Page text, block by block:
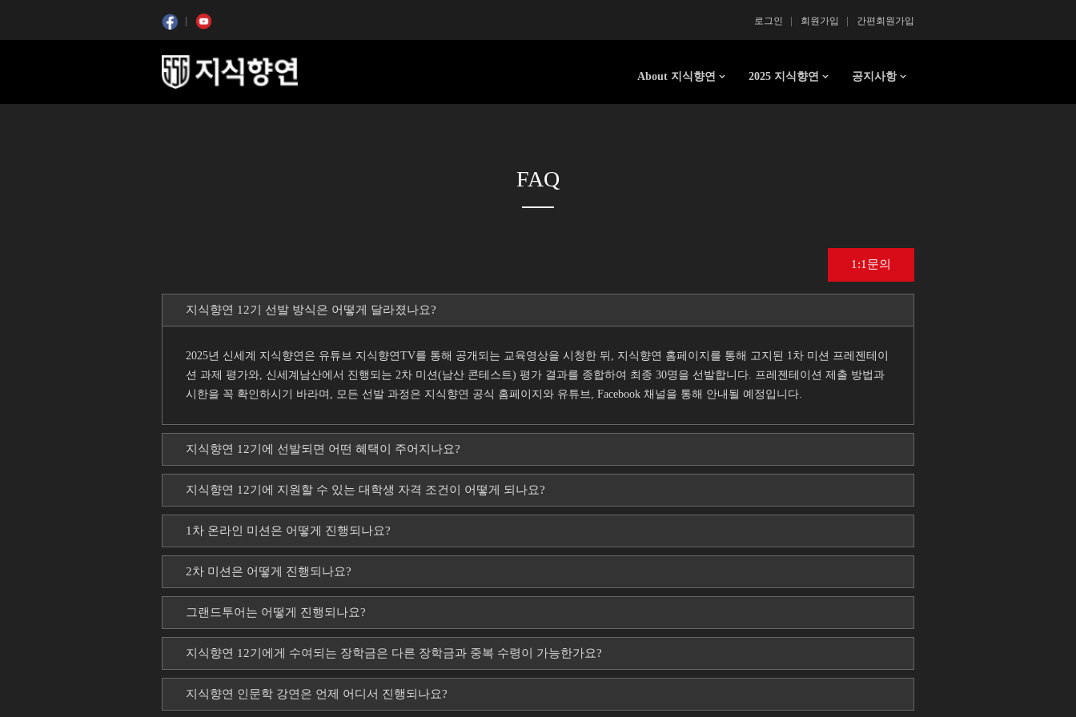
간편회원가입
회원가입
로그인
About 지식향연 2025 지식향연 공지사항
FAQ
1:1문의
지식향연 12기 선발 방식은 어떻게 달라졌나요?
2025년 신세계 지식향연은 유튜브 지식향연TV를 통해 공개되는 교육영상을 시청한 뒤, 지식향연 홈페이지를 통해 고지된 1차 미션 프레젠테이
션 과제 평가와, 신세계남산에서 진행되는 2차 미션(남산 콘테스트) 평가 결과를 종합하여 최종 30명을 선발합니다. 프레젠테이션 제출 방법과
시한을 꼭 확인하시기 바라며, 모든 선발 과정은 지식향연 공식 홈페이지와 유튜브, Facebook 채널을 통해 안내될 예정입니다.
지식향연 12기에 선발되면 어떤 혜택이 주어지나요?
지식향연 12기에 지원할 수 있는 대학생 자격 조건이 어떻게 되나요?
1차 온라인 미션은 어떻게 진행되나요?
2차 미션은 어떻게 진행되나요?
그랜드투어는 어떻게 진행되나요?
지식향연 12기에게 수여되는 장학금은 다른 장학금과 중복 수령이 가능한가요?
지식향연 인문학 강연은 언제 어디서 진행되나요?